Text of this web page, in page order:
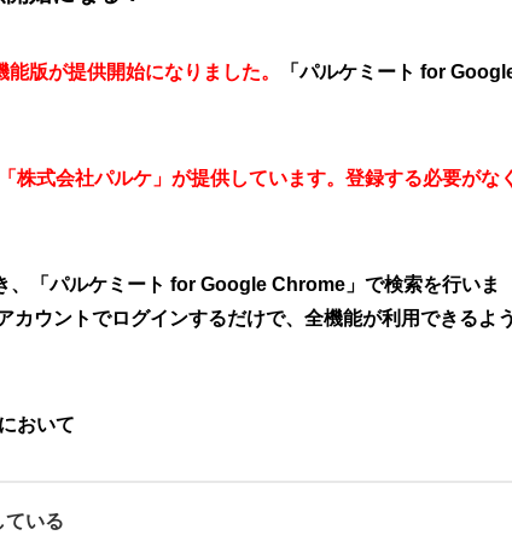
版が提供開始になりました。
「パルケミート for
式会社パルケ」が提供しています。登録する必要がなく
「パルケミート for Google Chrome」で検索を行いま
ウントでログインするだけで、全機能が利用できるよう
おいて
ている